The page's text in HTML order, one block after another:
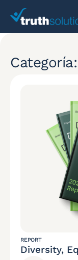
REPORT
Diversity,